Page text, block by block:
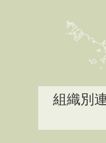
組織別